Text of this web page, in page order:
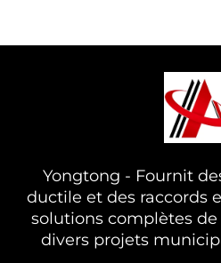
Yongtong - Fournit
ductile et des raccords
solutions complètes
divers projets